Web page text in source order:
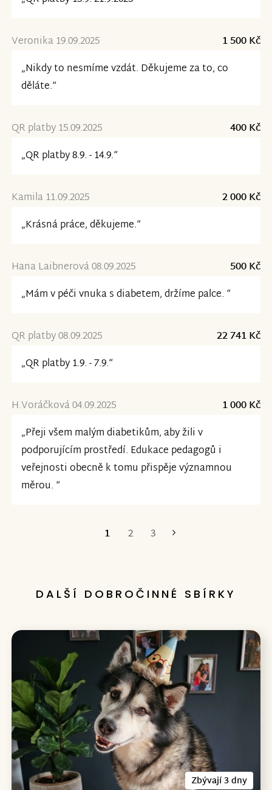
Veronika 19.09.2025
1 500 Kč
„Nikdy to nesmíme vzdát. Děkujeme za to, co
děláte.“
QR platby 15.09.2025
400 Kč
„QR platby 8.9. - 14.9.“
Kamila 11.09.2025
2 000 Kč
„Krásná práce, děkujeme.“
Hana Laibnerová 08.09.2025
500 Kč
„Mám v péči vnuka s diabetem, držíme palce. “
QR platby 08.09.2025
22 741 Kč
„QR platby 1.9. - 7.9.“
H.Voráčková 04.09.2025
1 000 Kč
„Přeji všem malým diabetikům, aby žili v
podporujícím prostředí. Edukace pedagogů i
veřejnosti obecně k tomu přispěje významnou
měrou. “
1 2 3
DALŠÍ DOBROČINNÉ SBÍRKY
Zbývají 3 dny